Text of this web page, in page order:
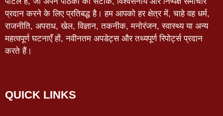
प्रदान करने के लिए प्रतिबद्ध है। हम आपको हर क्षेत्र में, चाहे वह धर्म,
राजनीति, अपराध, खेल, विज्ञान, तकनीक, मनोरंजन, स्वास्थ्य या अन्य
महत्वपूर्ण घटनाएँ हों, नवीनतम अपडेट्स और तथ्यपूर्ण रिपोर्ट्स प्रदान
करते हैं।
QUICK LINKS